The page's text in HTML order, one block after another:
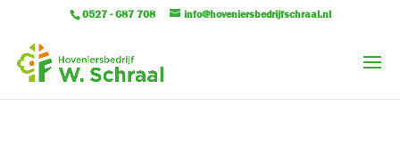
0527 - 687 708 info@hoveniersbedrijfschraal.nl